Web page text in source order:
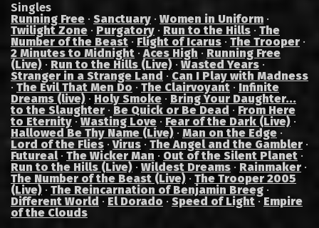
Singles
Running Free · Sanctuary · Women in Uniform ·
Twilight Zone · Purgatory · Run to the Hills · The
Number of the Beast · Flight of Icarus · The Trooper ·
2 Minutes to Midnight ·Aces High · Running Free
(Live) · Run to the Hills (Live) · Wasted Years ·
Stranger in a Strange Land · Can I Play with Madness
· The Evil That Men Do · The Clairvoyant · Infinite
Dreams (live) · Holy Smoke · Bring Your Daughter...
to the Slaughter · Be Quick or Be Dead · From Here
to Eternity·Wasting Love · Fear of the Dark (Live) ·
Hallowed Be Thy Name (Live) · Man on the Edge ·
Lord of the Flies ·Virus · The Angel and the Gambler ·
Futureal· The Wicker Man · Out of the Silent Planet ·
Run to the Hills (Live) · Wildest Dreams · Rainmaker ·
The Number of the Beast (Live) · The Trooper 2005
(Live) · The Reincarnation of Benjamin Breeg ·
Different World · El Dorado · Speed of Light·Empire
of the Clouds